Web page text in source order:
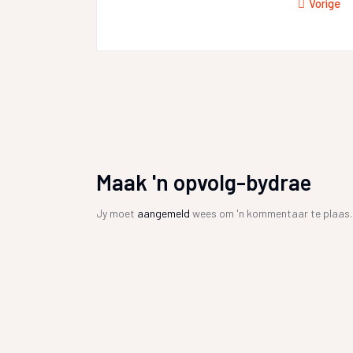
Vorige
Maak 'n opvolg-bydrae
Jy moet aangemeld wees om 'n kommentaar te plaas.